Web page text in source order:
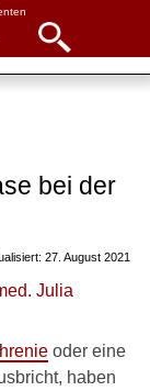
bei der
27. August 2021
Julia
oder eine
haben